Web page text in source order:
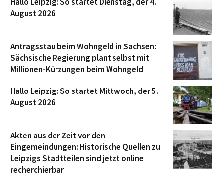
August 2026
Antragsstau beim Wohngeld in Sachsen:
Sächsische Regierung plant selbst mit
Millionen-Kürzungen beim Wohngeld
Hallo Leipzig: So startet Mittwoch, der 5.
August 2026
Akten aus der Zeit vor den
Eingemeindungen: Historische Quellen zu
Leipzigs Stadtteilen sind jetzt online
recherchierbar